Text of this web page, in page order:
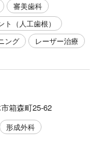
審美歯科
ト（人工歯根）
ング
レーザー治療
箱森町25-62
形成外科